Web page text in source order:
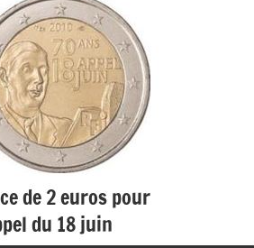
de 2 euros pour
du 18 juin